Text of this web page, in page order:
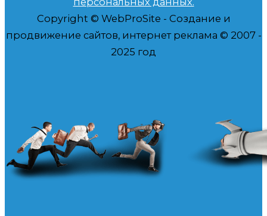
Copyright © WebProSite - Создание и
продвижение сайтов, интернет реклама © 2007 -
2025 год